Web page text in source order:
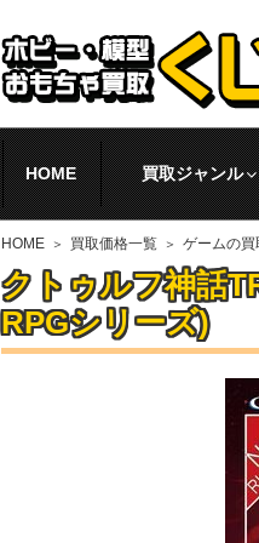
HOME 買取ジャンル
HOME 買取価格一覧 ゲームの
クトゥルフ神話
RPGシリーズ)